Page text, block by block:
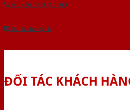
Yêu cầu gọi lại (3 phút)
Dành cho đại lý
ĐỐI TÁC KHÁCH